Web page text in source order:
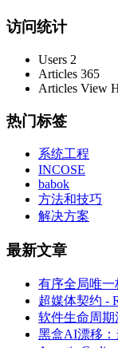
访问统计
Users 2
Articles 365
Articles View
热门标签
系统工程
INCOSE
babok
方法和技巧
解决方案
最新文章
有序全局唯一
超媒体契约 -
软件生命周期
黑盒AI漂移